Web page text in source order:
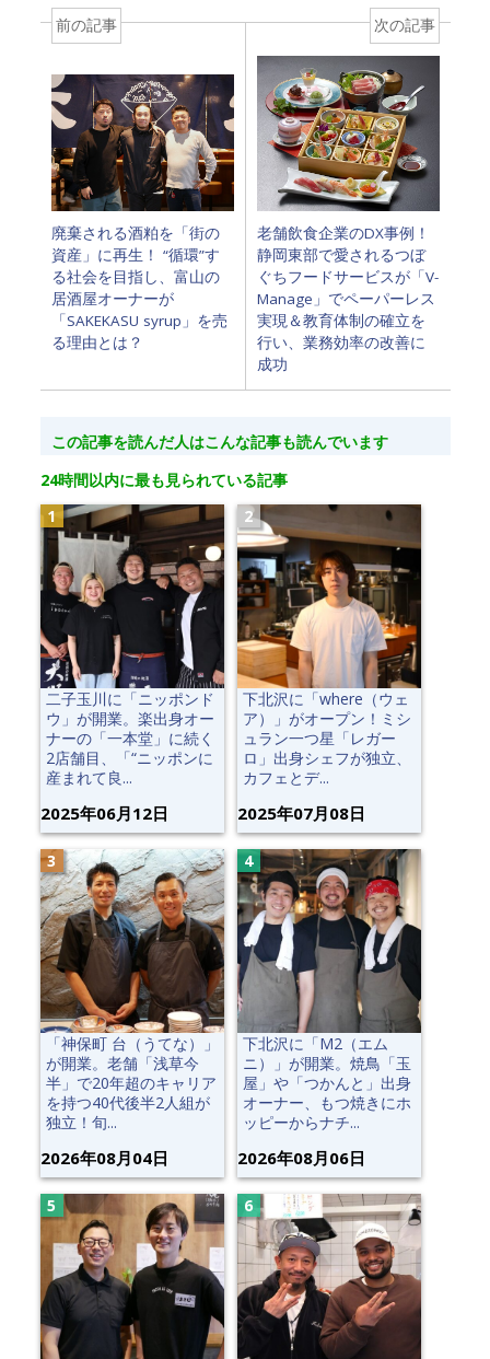
前の記事
廃棄される酒粕を「街の
資産」に再生！ “循環”す
る社会を目指し、富山の
居酒屋オーナーが
「SAKEKASU syrup」を売
る理由とは？
次の記事
老舗飲食企業のDX事例！
静岡東部で愛されるつぼ
ぐちフードサービスが「V-
Manage」でペーパーレス
実現＆教育体制の確立を
行い、業務効率の改善に
成功
この記事を読んだ人はこんな記事も読んでいます
24時間以内に最も見られている記事
二子玉川に「ニッポンド
ウ」が開業。楽出身オー
ナーの「一本堂」に続く
2店舗目、「“ニッポンに
産まれて良...
2025年06月12日
下北沢に「where（ウェ
ア）」がオープン！ミシ
ュラン一つ星「レガー
ロ」出身シェフが独立、
カフェとデ...
2025年07月08日
「神保町 台（うてな）」
が開業。老舗「浅草今
半」で20年超のキャリア
を持つ40代後半2人組が
独立！旬...
2026年08月04日
下北沢に「M2（エム
ニ）」が開業。焼鳥「玉
屋」や「つかんと」出身
オーナー、もつ焼きにホ
ッピーからナチ...
2026年08月06日